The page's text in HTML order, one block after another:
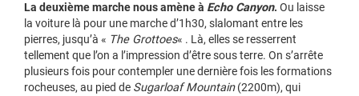
La deuxième marche nous amène à Echo Canyon. Ou laisse
la voiture là pour une marche d’1h30, slalomant entre les
pierres, jusqu’à « The Grottoes« . Là, elles se resserrent
tellement que l’on a l’impression d’être sous terre. On s’arrête
plusieurs fois pour contempler une dernière fois les formations
rocheuses, au pied de Sugarloaf Mountain(2200m), qui